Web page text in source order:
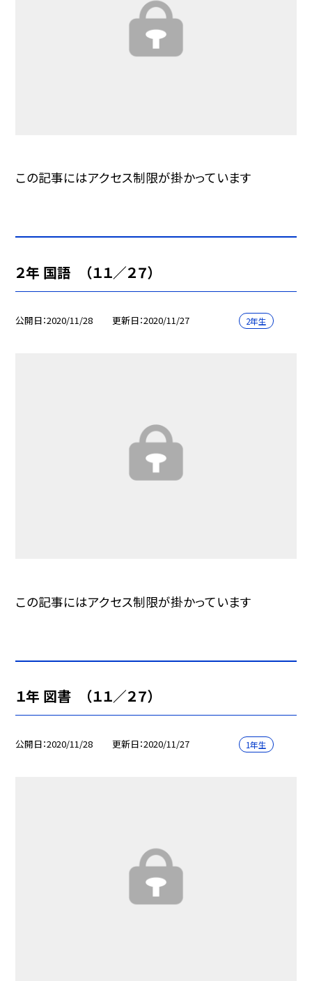
この記事にはアクセス制限が掛かっています
２年 国語 （１１／２７）
公開日 2020/11/28 更新日 2020/11/27 2年生
この記事にはアクセス制限が掛かっています
１年 図書 （１１／２７）
公開日 2020/11/28 更新日 2020/11/27 1年生